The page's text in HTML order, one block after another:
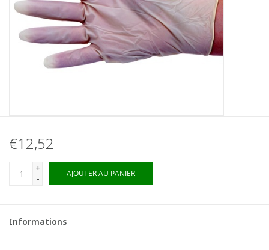
€12,52
+
-
AJOUTER AU PANIER
Informations